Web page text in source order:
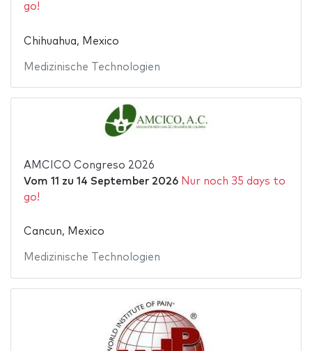
go!
Chihuahua, Mexico
Medizinische Technologien
AMCICO Congreso 2026
Vom 11 zu 14 September 2026 Nur noch 35 days to
go!
Cancun, Mexico
Medizinische Technologien